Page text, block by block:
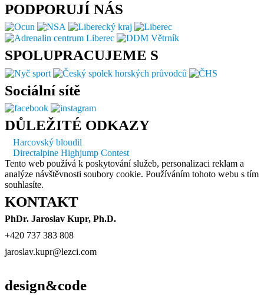
PODPORUJÍ NÁS
SPOLUPRACUJEME S
Sociální sítě
DŮLEŽITÉ ODKAZY
Harcovský bloudil
Directalpine Highjump Contest
Tento web používá k poskytování služeb, personalizaci reklam a
analýze návštěvnosti soubory cookie. Používáním tohoto webu s tím
souhlasíte.
KONTAKT
PhDr. Jaroslav Kupr, Ph.D.
+420 737 383 808
jaroslav.kupr@lezci.com
design&code